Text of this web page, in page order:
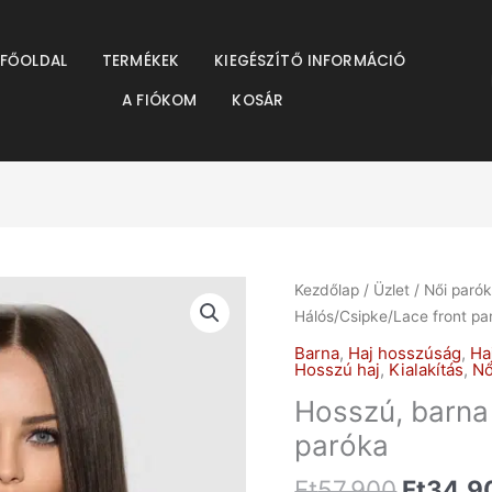
FŐOLDAL TERMÉKEK
KIEGÉSZÍTŐ INFORMÁCIÓ
A FIÓKOM
KOSÁR
Kezdőlap / Üzlet / Női
Hálós/Csipke/Lace front
Barna, Haj hosszúság,
Hosszú haj, Kialakítás,
Hosszú,
paróka
price
was: